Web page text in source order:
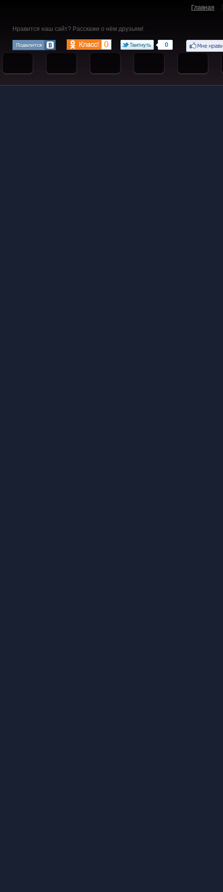
Главная
Нравится наш сайт? Расскажи о нём друзьям!